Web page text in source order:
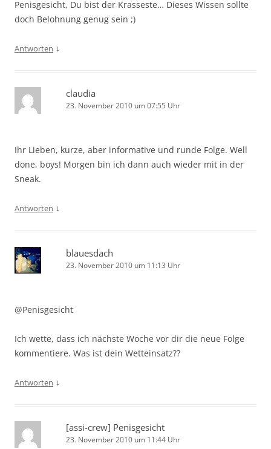
Penisgesicht, Du bist der Krasseste… Dieses Wissen sollte
doch Belohnung genug sein ;)
Antworten ↓
claudia
23. November 2010 um 07:55 Uhr
Ihr Lieben, kurze, aber informative und runde Folge. Well
done, boys! Morgen bin ich dann auch wieder mit in der
Sneak.
Antworten ↓
blauesdach
23. November 2010 um 11:13 Uhr
@Penisgesicht
Ich wette, dass ich nächste Woche vor dir die neue Folge
kommentiere. Was ist dein Wetteinsatz??
Antworten ↓
[assi-crew] Penisgesicht
23. November 2010 um 11:44 Uhr